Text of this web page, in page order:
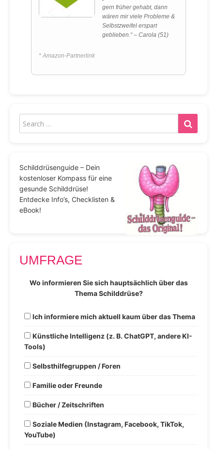
gern früher gehabt, dann
wären mir viele Probleme &
Selbstzweifel erspart
geblieben.“ – Carola (51)
* Amazon-Partnerlink
Schilddrüsenguide – Dein
kostenloser Kompass für eine
gesunde Schilddrüse!
Entdecke Info’s, Checklisten &
eBook!
UMFRAGE
Wo informieren Sie sich hauptsächlich über das
Thema Schilddrüse?
Ich informiere mich aktuell kaum über das Thema
Künstliche Intelligenz (z. B. ChatGPT, andere KI-
Tools)
Selbsthilfegruppen / Foren
Familie oder Freunde
Bücher / Zeitschriften
Soziale Medien (Instagram, Facebook, TikTok,
YouTube)